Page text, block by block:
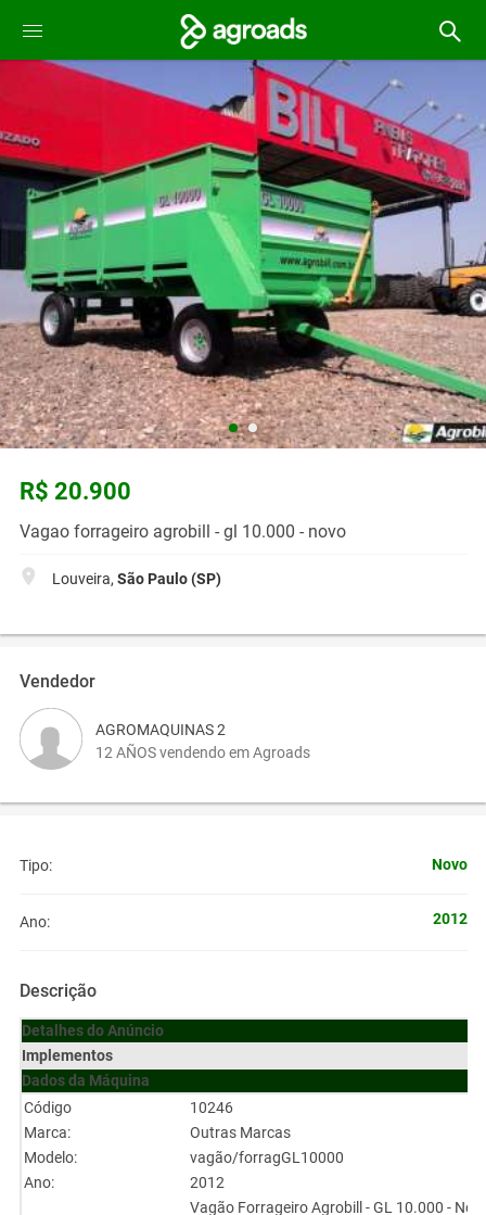
R$ 20.900
Vagao forrageiro agrobill - gl 10.000 - novo
Louveira, São Paulo (SP)
Vendedor
AGROMAQUINAS 2
12 AÑOS vendendo em Agroads
Tipo: Novo
Ano: 2012
Descrição
Detalhes do Anúncio
Implementos
Dados da Máquina
Código
10246
Marca:
Outras Marcas
Modelo:
vagão/forragGL10000
Ano:
2012
Vagão Forrageiro Agrobill - GL 10.000 -